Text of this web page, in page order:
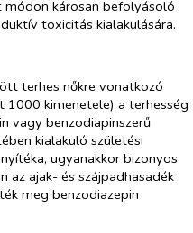
károsan befolyásoló
toxicitás kialakulására.
terhes nőkre vonatkozó
kimenetele) a terhesség
vagy benzodiapinszerű
kialakuló születési
ugyanakkor bizonyos
az ajak- és szájpadhasadék
meg benzodiazepin